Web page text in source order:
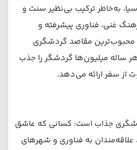
به‌خاطر ترکیب بی‌نظیر سنت و
غنی، فناوری پیشرفته و
محبوب‌ترین مقاصد گردشگری
ساله میلیون‌ها گردشگر را جذب
از سفر ارائه می‌دهد.
جذاب است: کسانی که عاشق
به فناوری و شهرهای